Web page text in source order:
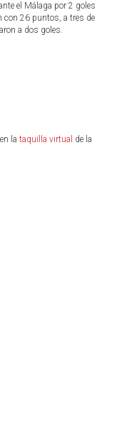
el Málaga por 2 goles
con 26 puntos, a tres de
a dos goles.
la taquilla virtual de la